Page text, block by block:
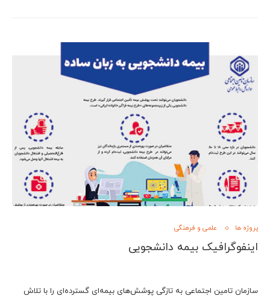
پروژه ها علمی و فرهنگی
اینفوگرافیک بیمه دانشجویی
سازمان تامین اجتماعی به تازگی پوشش‌های بیمه‌ای گسترده‌ای را با تلاش